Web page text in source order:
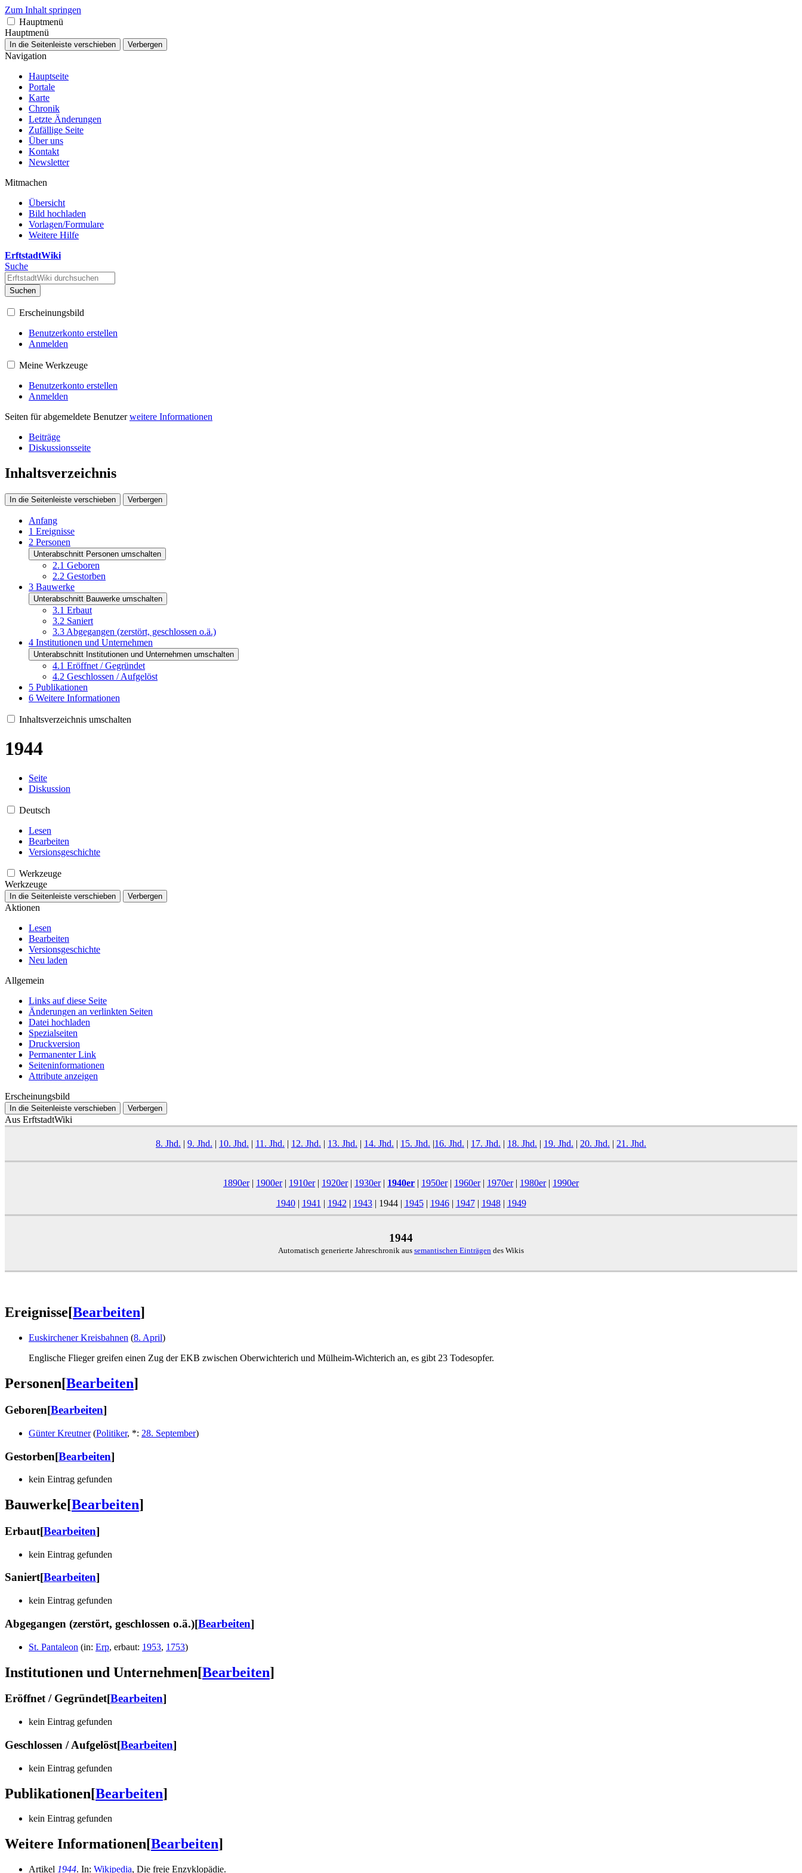
Zum Inhalt springen
Hauptmenü
Hauptmenü
In die Seitenleiste verschieben Verbergen
Navigation
Hauptseite
Portale
Karte
Chronik
Letzte Änderungen
Zufällige Seite
Über uns
Kontakt
Newsletter
Mitmachen
Übersicht
Bild hochladen
Vorlagen/Formulare
Weitere Hilfe
ErftstadtWiki
Suche
Suchen
Erscheinungsbild
Benutzerkonto erstellen
Anmelden
Meine Werkzeuge
Benutzerkonto erstellen
Anmelden
Seiten für abgemeldete Benutzerweitere Informationen
Beiträge
Diskussionsseite
Inhaltsverzeichnis
In die Seitenleiste verschieben Verbergen
Anfang
1 Ereignisse
2 Personen
Unterabschnitt Personen umschalten
2.1 Geboren
2.2 Gestorben
3 Bauwerke
Unterabschnitt Bauwerke umschalten
3.1 Erbaut
3.2 Saniert
3.3 Abgegangen (zerstört, geschlossen o.ä.)
4 Institutionen und Unternehmen
Unterabschnitt Institutionen und Unternehmen umschalten
4.1 Eröffnet / Gegründet
4.2 Geschlossen / Aufgelöst
5 Publikationen
6 Weitere Informationen
Inhaltsverzeichnis umschalten
1944
Seite
Diskussion
Deutsch
Lesen
Bearbeiten
Versionsgeschichte
Werkzeuge
Werkzeuge
In die Seitenleiste verschieben Verbergen
Aktionen
Lesen
Bearbeiten
Versionsgeschichte
Neu laden
Allgemein
Links auf diese Seite
Änderungen an verlinkten Seiten
Datei hochladen
Spezialseiten
Druckversion
Permanenter Link
Seiten­­informationen
Attribute anzeigen
Erscheinungsbild
In die Seitenleiste verschieben Verbergen
Aus ErftstadtWiki
8. Jhd. | 9. Jhd. | 10. Jhd. | 11. Jhd. | 12. Jhd. | 13. Jhd. | 14. Jhd. | 15. Jhd. |16. Jhd. | 17. Jhd. | 18. Jhd. | 19. Jhd. | 20. Jhd. | 21. Jhd.
1890er| 1900er| 1910er| 1920er| 1930er| 1940er | 1950er| 1960er| 1970er| 1980er| 1990er
1940| 1941 | 1942 | 1943| 1944| 1945| 1946| 1947| 1948| 1949
1944
Automatisch generierte Jahreschronik aus semantischen Einträgen des Wikis
Ereignisse[Bearbeiten]
Euskirchener Kreisbahnen (8. April)
Englische Flieger greifen einen Zug der EKB zwischen Oberwichterich und Mülheim-Wichterich an, es gibt 23 Todesopfer.
Personen[Bearbeiten]
Geboren[Bearbeiten]
Günter Kreutner(Politiker, *: 28. September)
Gestorben[Bearbeiten]
kein Eintrag gefunden
Bauwerke[Bearbeiten]
Erbaut[Bearbeiten]
kein Eintrag gefunden
Saniert[Bearbeiten]
kein Eintrag gefunden
Abgegangen (zerstört, geschlossen o.ä.)[Bearbeiten]
St. Pantaleon (in: Erp, erbaut: 1953, 1753)
Institutionen und Unternehmen[Bearbeiten]
Eröffnet / Gegründet[Bearbeiten]
kein Eintrag gefunden
Geschlossen / Aufgelöst[Bearbeiten]
kein Eintrag gefunden
Publikationen[Bearbeiten]
kein Eintrag gefunden
Weitere Informationen[Bearbeiten]
Artikel 1944. In: Wikipedia, Die freie Enzyklopädie.